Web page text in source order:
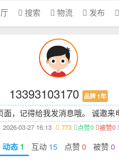
搜索 物流 发布
13393103170 品牌 1年
，记得给我发消息哦。 诚邀来
2026-03-27 16:13 773 点赞0 被赞0
动态 1 互动 15 点赞0 被赞0